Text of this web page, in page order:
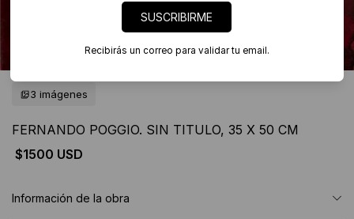
3 imágenes
FERNANDO POGGIO. SIN TITULO, 35 X 50 CM
$1500 USD
Información de la obra
SUSCRIBIRME
Recibirás un correo para validar tu email.